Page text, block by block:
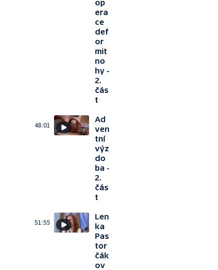
op
era
ce
def
or
mit
no
hy -
2.
čás
t
48:01
Ad
ven
tní
výz
do
ba -
2.
čás
t
51:55
Len
ka
Pas
tor
čák
ov